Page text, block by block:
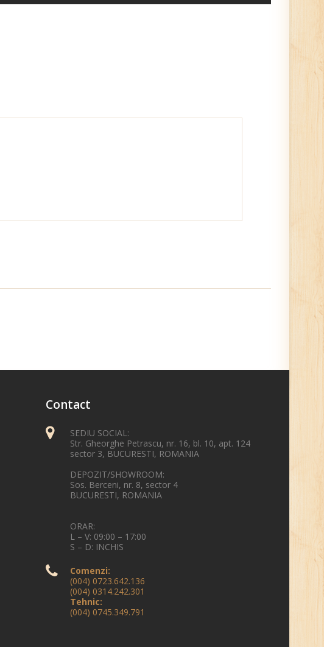
Contact
SEDIU SOCIAL:
Str. Gheorghe Petrascu, nr. 16, bl. 10, apt. 124
sector 3, BUCURESTI, ROMANIA
DEPOZIT/SHOWROOM:
Sos. Berceni, nr. 8, sector 4
BUCURESTI, ROMANIA
ORAR:
L – V: 09:00 – 17:00
S – D: INCHIS
Comenzi:
(004) 0723.642.136
(004) 0314.242.301
Tehnic:
(004) 0745.349.791